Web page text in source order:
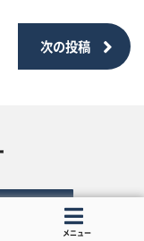
次の投稿
情報（40）
新宿区（79）メニュー